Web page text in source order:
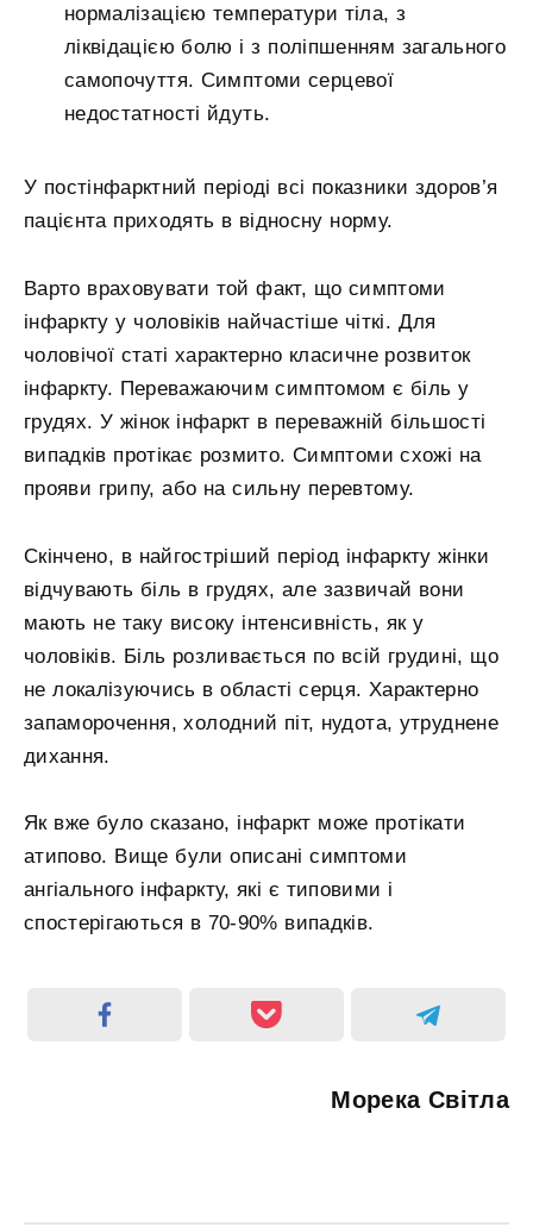
нормалізацією температури тіла, з
ліквідацією болю і з поліпшенням загального
самопочуття. Симптоми серцевої
недостатності йдуть.
У постінфарктний періоді всі показники здоров’я
пацієнта приходять в відносну норму.
Варто враховувати той факт, що симптоми
інфаркту у чоловіків найчастіше чіткі. Для
чоловічої статі характерно класичне розвиток
інфаркту. Переважаючим симптомом є біль у
грудях. У жінок інфаркт в переважній більшості
випадків протікає розмито. Симптоми схожі на
прояви грипу, або на сильну перевтому.
Скінчено, в найгостріший період інфаркту жінки
відчувають біль в грудях, але зазвичай вони
мають не таку високу інтенсивність, як у
чоловіків. Біль розливається по всій грудині, що
не локалізуючись в області серця. Характерно
запаморочення, холодний піт, нудота, утруднене
дихання.
Як вже було сказано, інфаркт може протікати
атипово. Вище були описані симптоми
ангіального інфаркту, які є типовими і
спостерігаються в 70-90% випадків.
Морека Світла